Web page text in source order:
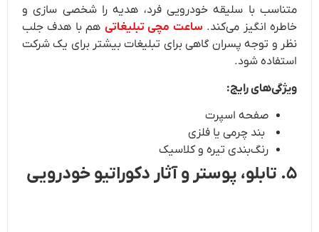
متناسب با سلیقه خودرویی فرد، هدیه را شخصی سازی و
خاطره انگیز می‌کند.ساعت مچی تبلیغاتی هم با هدف جلب
نظر و توجه پسران گاهی برای تبلیغات بیشتر برای یک شرکت
استفاده شود.
ویژگی‌های رایج:
صفحه اسپرت
بند چرمی یا فلزی
رنگ‌بندی تیره و کلاسیک
۵. تابلو، پوستر و آثار دکوراتیو خودرویی